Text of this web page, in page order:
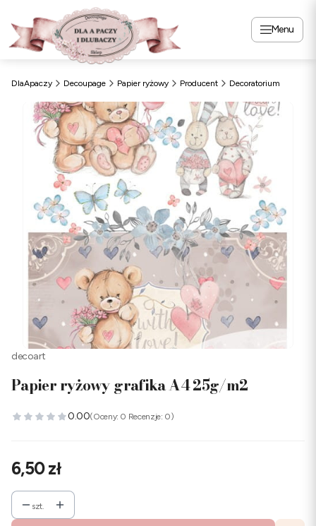
Menu
DlaApaczy Decoupage Papier ryżowy Producent Decoratorium
decoart
Papier ryżowy grafika A4 25g/m2
0.00(Oceny: 0 Recenzje: 0)
Cena
6,50 zł
szt.